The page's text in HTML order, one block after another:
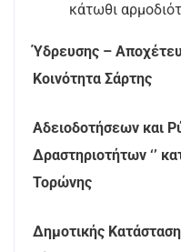
κάτωθι
Ύδρευσης –
Κοινότητα Σάρτης
Αδειοδοτήσεων και
Δραστηριοτήτων ‘’
Τορώνης
Δημοτικής